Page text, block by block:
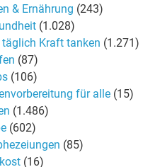
& Ernährung (243)
(1.028)
täglich Kraft tanken (1.271)
(87)
(106)
für alle(15)
(1.486)
(602)
(85)
(16)